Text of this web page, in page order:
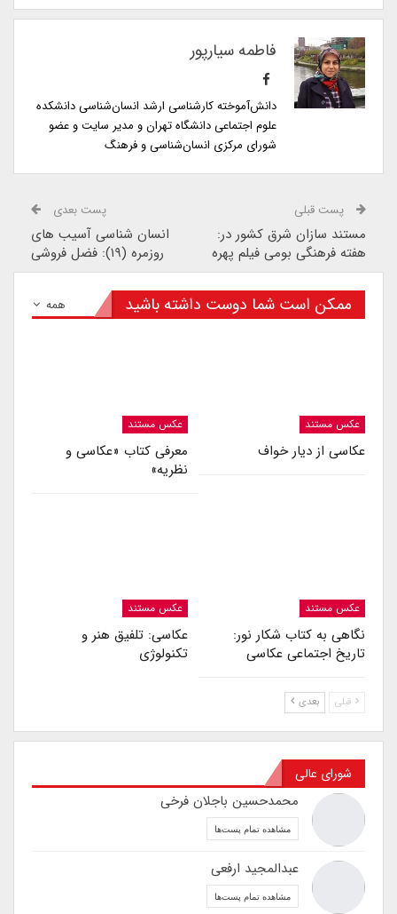
فاطمه سیارپور
دانش‌آموخته کارشناسی ارشد انسان‌شناسی دانشکده
علوم اجتماعی دانشگاه تهران و مدیر سایت و عضو
شورای مرکزی انسان‌شناسی و فرهنگ
پست قبلی
مستند سازان شرق کشور در:
هفته فرهنگی بومی فیلم پهره
پست بعدی
انسان شناسی آسیب های
روزمره (۱۹): فضل فروشی
همه ممکن است شما دوست داشته باشید
عکس مستند
عکاسی از دیار خواف
عکس مستند
معرفی کتاب «عکاسی و
نظریه»
عکس مستند
نگاهی به کتاب شکار نور:
تاریخ اجتماعی عکاسی
عکس مستند
عکاسی: تلفیق هنر و
تکنولوژی
قبلی بعدی
شورای عالی
محمدحسین باجلان فرخی
مشاهده تمام پست‌ها
عبدالمجید ارفعی
مشاهده تمام پست‌ها